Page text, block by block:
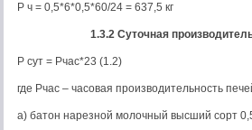
Р ч = 0,5*6*0,5*60/24 = 637,5 кг
1.3.2 Суточная
Р сут = Рчас*23 (1.2)
где Рчас – часовая производительность
а) батон нарезной молочный высший сорт